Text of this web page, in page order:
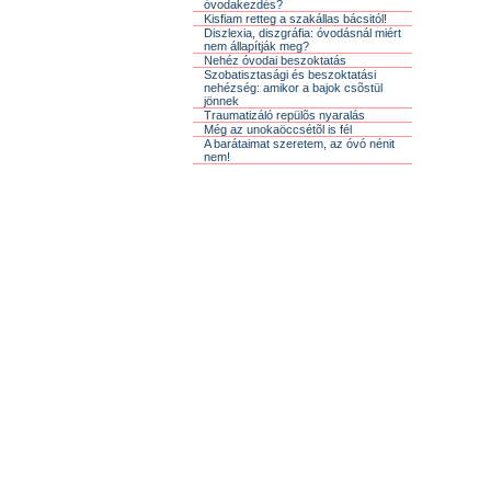
óvodakezdés?
Kisfiam retteg a szakállas bácsitól!
Diszlexia, diszgráfia: óvodásnál miért
nem állapítják meg?
Nehéz óvodai beszoktatás
Szobatisztasági és beszoktatási
nehézség: amikor a bajok csõstül
jönnek
Traumatizáló repülõs nyaralás
Még az unokaöccsétõl is fél
A barátaimat szeretem, az óvó nénit
nem!